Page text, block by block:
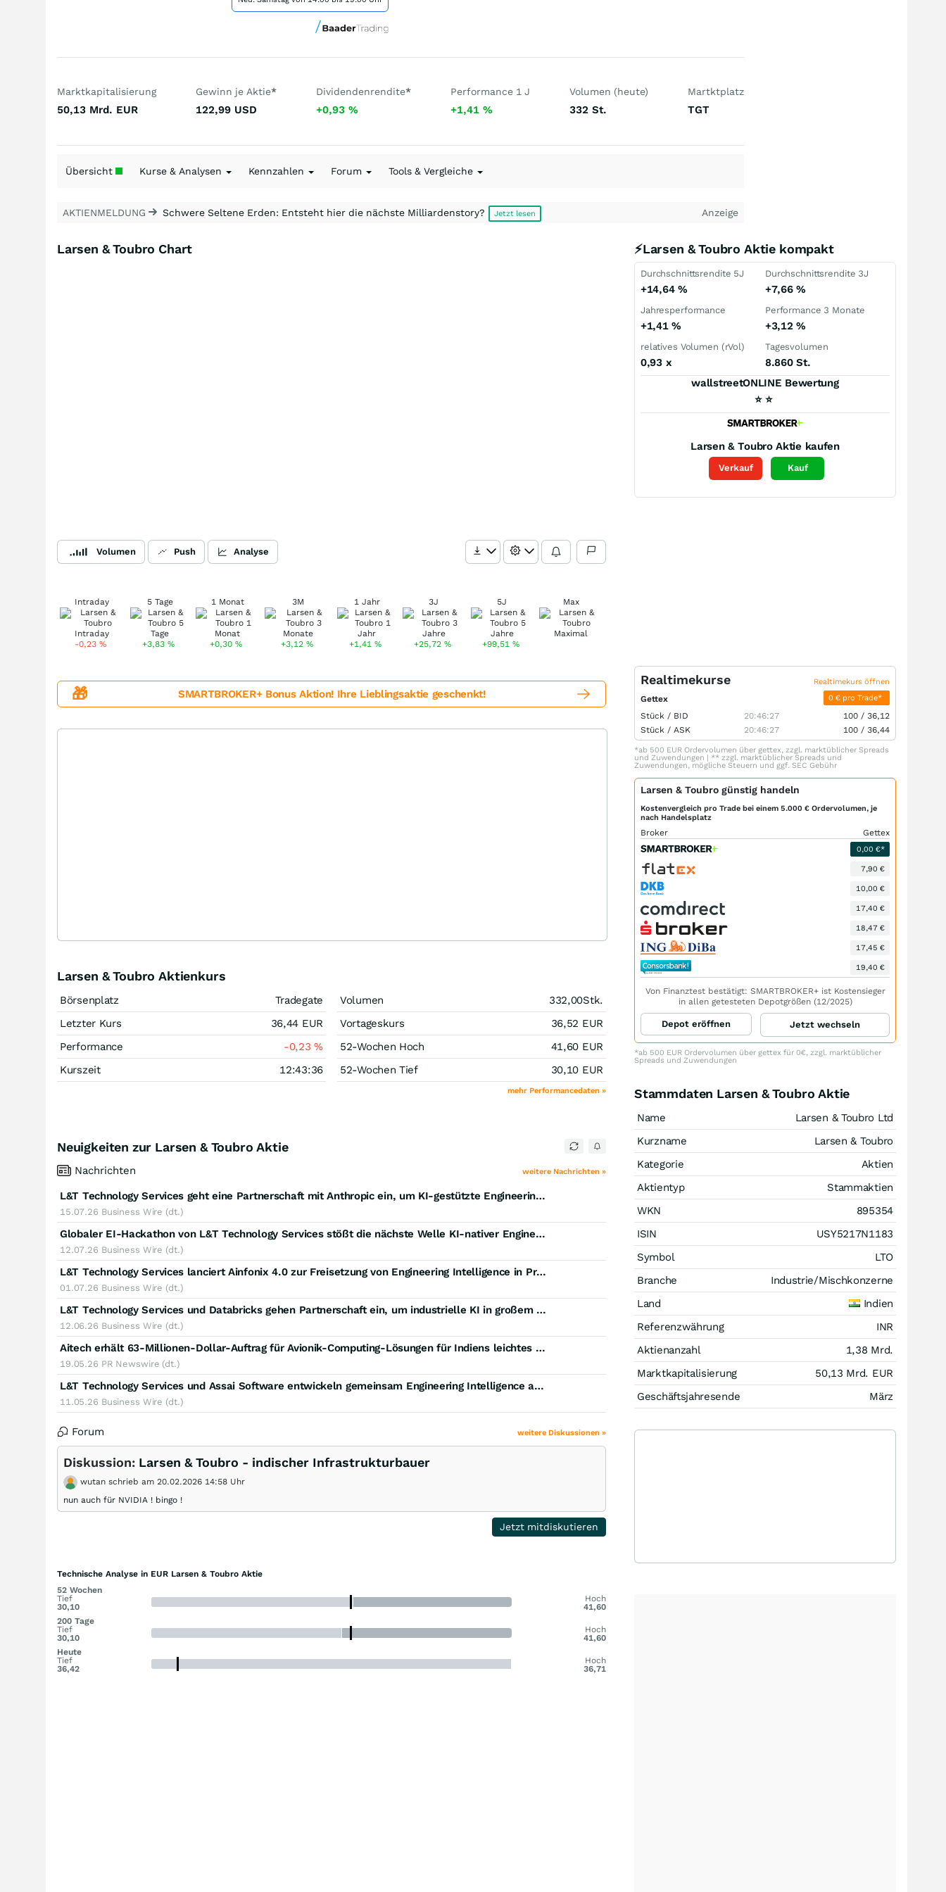
Marktkapitalisierung
50,13 Mrd. EUR
Gewinn je Aktie*
122,99 USD
Dividendenrendite*
+0,93 %
Performance 1 J
+1,41 %
Volumen (heute)
332 St.
Martktplatz
TGT
Übersicht Kurse & Analysen Kennzahlen Forum Tools & Vergleiche
AKTIENMELDUNG Schwere Seltene Erden: Entsteht hier die nächste Milliardenstory? Jetzt lesen Anzeige
Larsen & Toubro Chart
Volumen Push Analyse
Intraday
-0,23%
5 Tage
+3,83%
1 Monat
+0,30%
3M
+3,12 %
1 Jahr
+1,41%
3J
+25,72 %
5J
+99,51 %
Max
⚡Larsen & Toubro Aktie kompakt
Durchschnittsrendite 5J
+14,64 %
Durchschnittsrendite 3J
+7,66%
Jahresperformance
+1,41%
Performance 3 Monate
+3,12%
relatives Volumen (rVol)
0,93 x
Tagesvolumen
8.860 St.
wallstreetONLINE Bewertung
⭐ ⭐
Larsen & Toubro Aktie kaufen
Verkauf Kauf
🎁 SMARTBROKER+ Bonus Aktion! Ihre Lieblingsaktie geschenkt!
Larsen & Toubro Aktienkurs
Börsenplatz
Tradegate
Letzter Kurs
36,44 EUR
Performance
-0,23%
Kurszeit
12:43:36
Volumen 332,00Stk.
Vortageskurs
36,52 EUR
52-Wochen Hoch
41,60 EUR
52-Wochen Tief
30,10 EUR
mehr Performancedaten »
Neuigkeiten zur Larsen & Toubro Aktie
Nachrichten weitere Nachrichten »
L&T Technology Services geht eine Partnerschaft mit Anthropic ein, um KI-gestützte Engineering-Intelligenz für Produkte und die Fertigung bereitzustellen
15.07.26 Business Wire (dt.)
Globaler EI-Hackathon von L&T Technology Services stößt die nächste Welle KI-nativer Engineering-Lösungen an
12.07.26 Business Wire (dt.)
L&T Technology Services lanciert Ainfonix 4.0 zur Freisetzung von Engineering Intelligence in Prozessindustrien
01.07.26 Business Wire (dt.)
L&T Technology Services und Databricks gehen Partnerschaft ein, um industrielle KI in großem Maßstab für anlagenintensive Branchen bereitzustellen
12.06.26 Business Wire (dt.)
Aitech erhält 63-Millionen-Dollar-Auftrag für Avionik-Computing-Lösungen für Indiens leichtes Kampfhubschrauberprogramm
19.05.26 PR Newswire (dt.)
L&T Technology Services und Assai Software entwickeln gemeinsam Engineering Intelligence auf Basis von digitalen Zwillingen
11.05.26 Business Wire (dt.)
Forum weitere Diskussionen »
Diskussion: Larsen & Toubro - indischer Infrastrukturbauer
wutan schrieb am 20.02.2026 14:58 Uhr
nun auch für NVIDIA ! bingo !
Jetzt mitdiskutieren
Technische Analyse in EUR Larsen & Toubro Aktie
52 Wochen
Tief
30,10
Hoch
41,60
200 Tage
Tief
30,10
Hoch
41,60
Heute
Tief
36,42
Hoch
36,71
Realtimekurse Realtimekurs öffnen
Gettex 0 € pro Trade*
Stück / BID 20:46:27 100 / 36,12
Stück / ASK 20:46:27 100 / 36,44
*ab 500 EUR Ordervolumen über gettex, zzgl. marktüblicher Spreads
und Zuwendungen | ** zzgl. marktüblicher Spreads und
Zuwendungen, mögliche Steuern und ggf. SEC Gebühr
Larsen & Toubro günstig handeln
Kostenvergleich pro Trade bei einem 5.000 € Ordervolumen, je
nach Handelsplatz
Broker Gettex
0,00 €*
7,90 €
10,00 €
17,40 €
18,47 €
17,45 €
19,40 €
Von Finanztest bestätigt: SMARTBROKER+ ist Kostensieger
in allen getesteten Depotgrößen (12/2025)
Depot eröffnen Jetzt wechseln
*ab 500 EUR Ordervolumen über gettex für 0€, zzgl. marktüblicher
Spreads und Zuwendungen
Stammdaten Larsen & Toubro Aktie
Name
Larsen & Toubro Ltd
Kurzname
Larsen & Toubro
Kategorie
Aktien
Aktientyp
Stammaktien
WKN
895354
ISIN
USY5217N1183
Symbol
LTO
Branche
Industrie/Mischkonzerne
Land
Indien
Referenzwährung
INR
Aktienanzahl
1,38 Mrd.
Marktkapitalisierung
50,13 Mrd. EUR
Geschäftsjahresende
März